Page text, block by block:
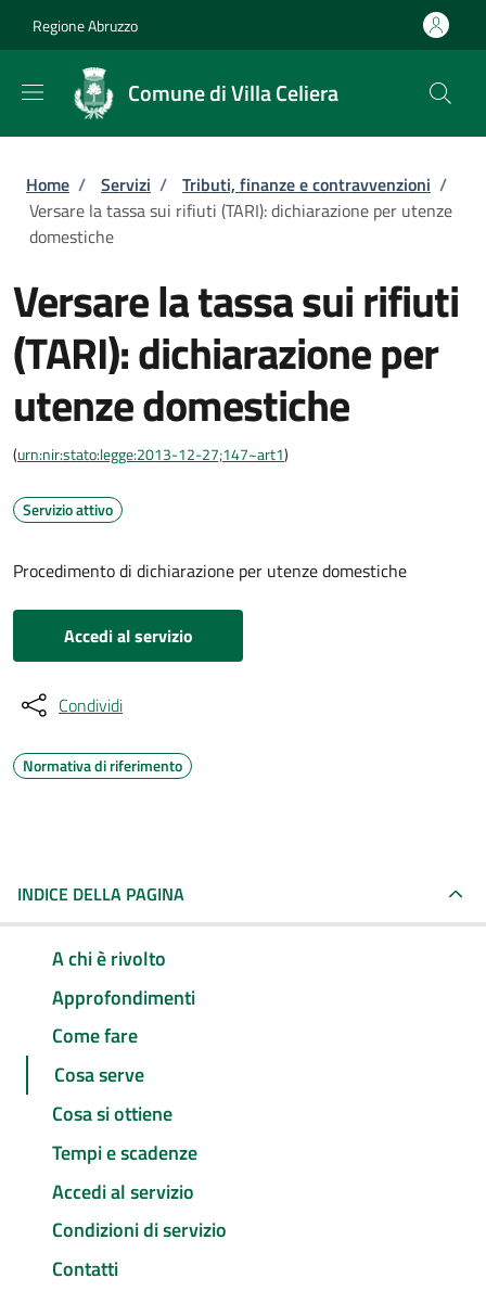
Regione Abruzzo
Comune di Villa Celiera
Briciole di pane
Home / Servizi / Tributi, finanze e contravvenzioni /
Versare la tassa sui rifiuti (TARI): dichiarazione per utenze
domestiche
Versare la tassa sui rifiuti
(TARI): dichiarazione per
utenze domestiche
(urn:nir:stato:legge:2013-12-27;147~art1)
Servizio attivo
Procedimento di dichiarazione per utenze domestiche
Accedi al servizio
Condividi
Normativa di riferimento
INDICE DELLA PAGINA
A chi è rivolto
Approfondimenti
Come fare
Cosa serve
Cosa si ottiene
Tempi e scadenze
Accedi al servizio
Condizioni di servizio
Contatti